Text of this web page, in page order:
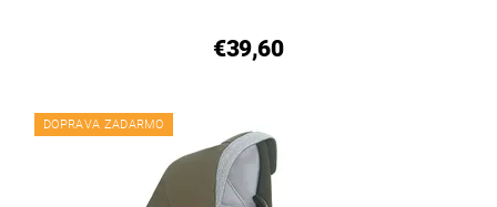
€39,60
DOPRAVA ZADARMO